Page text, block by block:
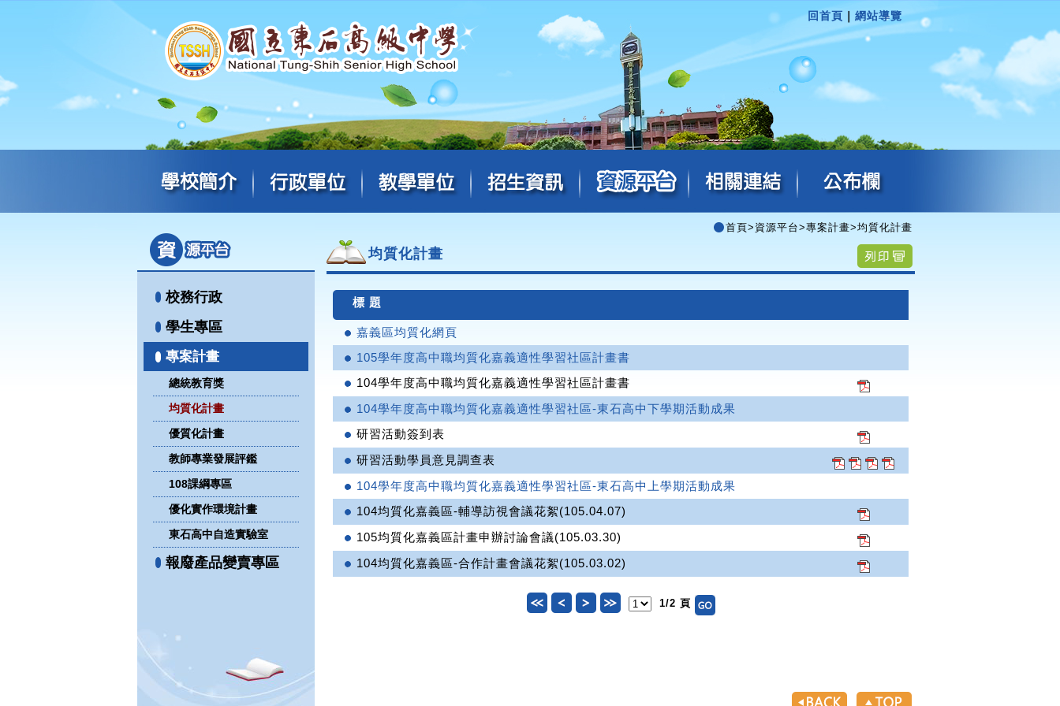
回首頁 網站導覽
校務行政
學生專區
專案計畫
總統教育獎
均質化計畫
優質化計畫
教師專業發展評鑑
108課綱專區
優化實作環境計畫
東石高中自造實驗室
報廢產品變賣專區
首頁> 資源平台>專案計畫>均質化計畫
均質化計畫
標 題
嘉義區均質化網頁
105學年度高中職均質化嘉義適性學習社區計畫書
104學年度高中職均質化嘉義適性學習社區計畫書
104學年度高中職均質化嘉義適性學習社區-東石高中下學期活動成果
研習活動簽到表
研習活動學員意見調查表
104學年度高中職均質化嘉義適性學習社區-東石高中上學期活動成果
104均質化嘉義區-輔導訪視會議花絮(105.04.07)
105均質化嘉義區計畫申辦討論會議(105.03.30)
104均質化嘉義區-合作計畫會議花絮(105.03.02)
1/2 頁